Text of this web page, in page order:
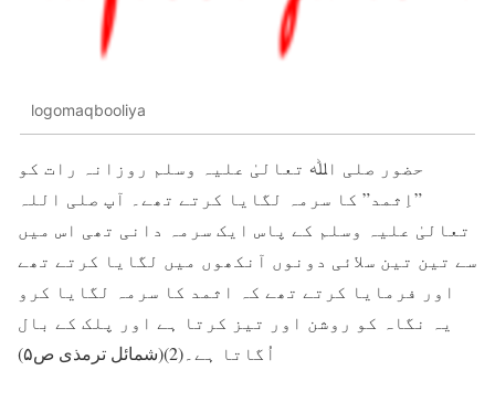
logomaqbooliya
حضور صلی اﷲ تعالیٰ علیہ وسلم روزانہ رات کو
”اِثمد” کا سرمہ لگایا کرتے تھے۔ آپ صلی اللہ
تعالیٰ علیہ وسلم کے پاس ایک سرمہ دانی تھی اس میں
سے تین تین سلائی دونوں آنکھوں میں لگایا کرتے تھے
اور فرمایا کرتے تھے کہ اثمد کا سرمہ لگایا کرو
یہ نگاہ کو روشن اور تیز کرتا ہے اور پلک کے بال
اُگاتا ہے۔(2)(شمائل ترمذی ص۵)